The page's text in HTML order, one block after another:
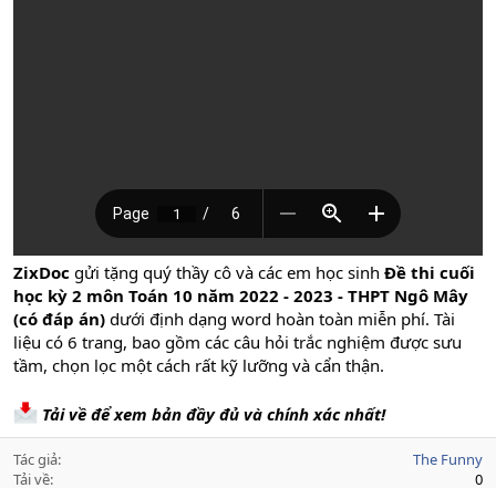
ZixDoc gửi tặng quý thầy cô và các em học sinh Đề thi cuối
học kỳ 2 môn Toán 10 năm 2022 - 2023 - THPT Ngô Mây
(có đáp án) dưới định dạng word hoàn toàn miễn phí. Tài
liệu có 6 trang, bao gồm các câu hỏi trắc nghiệm được sưu
tầm, chọn lọc một cách rất kỹ lưỡng và cẩn thận.
Tải về để xem bản đầy đủ và chính xác nhất!
Tác giả
The Funny
Tải về
0